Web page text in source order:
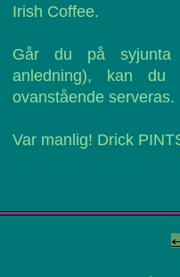
Irish Coffee.
Går du på syjunta
anledning), kan
ovanstående serveras.
Var manlig! Drick